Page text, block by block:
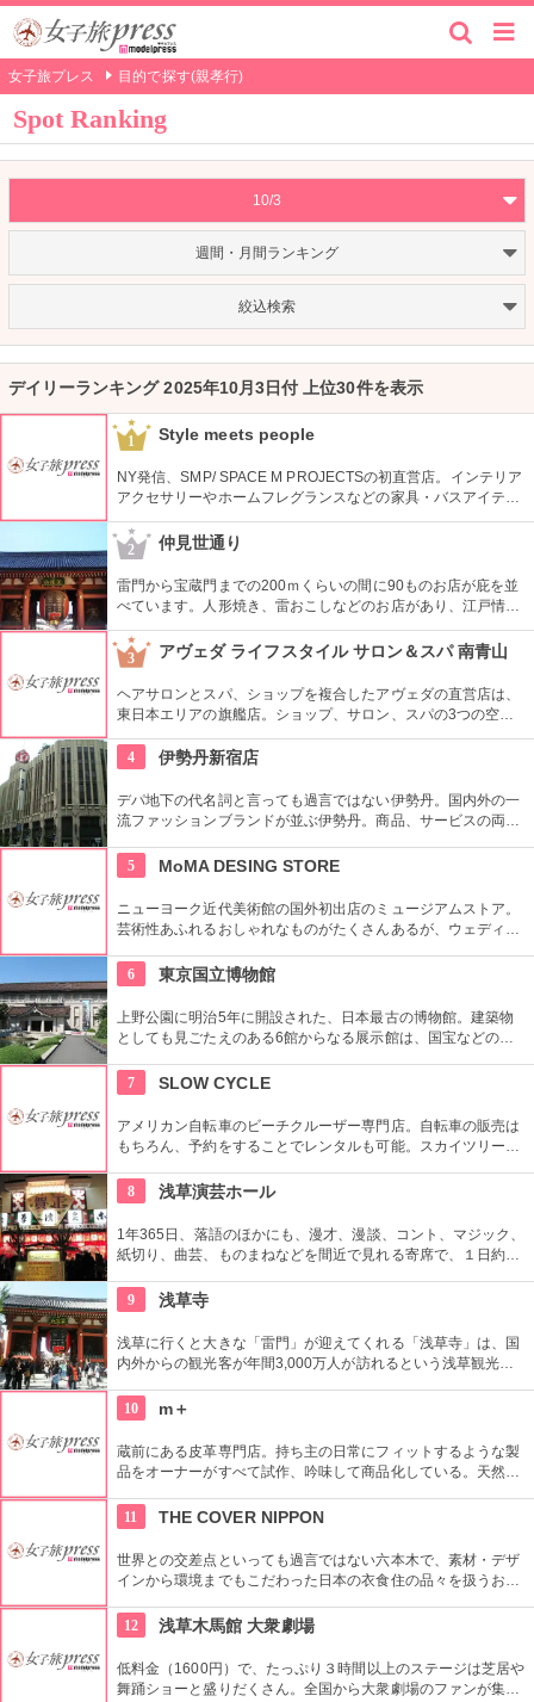
女子旅プレス 目的で探す(親孝行)
Spot Ranking
10/3
週間・月間ランキング
絞込検索
デイリーランキング 2025年10月3日付 上位30件を表示
1 Style meets people
NY発信、SMP/ SPACE M PROJECTSの初直営店。インテリア
アクセサリーやホームフレグランスなどの家具・バスアイテム
を中心に販売している。製品は品質や素材感にこだわり、また
デザインはデザイナーやアーティストに頼むことによって洗練
されたものとなっている。
2 仲見世通り
雷門から宝蔵門までの200ｍくらいの間に90ものお店が庇を並
べています。人形焼き、雷おこしなどのお店があり、江戸情緒
を感じさせる通りです。
3
アヴェダ ライフスタイル サロン＆スパ 南青山
ヘアサロンとスパ、ショップを複合したアヴェダの直営店は、
東日本エリアの旗艦店。ショップ、サロン、スパの3つの空間
ではピュアな花々や植物エッセンスの製品とアロマが織りなす
豊かな時間の中、リラックスしてお過ごしいただけます。
4 伊勢丹新宿店
デパ地下の代名詞と言っても過言ではない伊勢丹。国内外の一
流ファッションブランドが並ぶ伊勢丹。商品、サービスの両面
とメンズ館があり、百貨店業界では衣料品の売上高日本一を誇
っている。
5 MoMA DESING STORE
ニューヨーク近代美術館の国外初出店のミュージアムストア。
芸術性あふれるおしゃれなものがたくさんあるが、ウェディン
6
東京国立博物館
上野公園に明治5年に開設された、日本最古の博物館。建築物
としても見ごたえのある6館からなる展示館は、国宝などの歴
す。オリジナルグッズを販売するミュージアムショップや食事
もできるカフェなども併設されています。
7 SLOW CYCLE
アメリカン自転車のビーチクルーザー専門店。自転車の販売は
もちろん、予約をすることでレンタルも可能。スカイツリーや
フェをオープンし、注目を集めている。
8 浅草演芸ホール
1年365日、落語のほかにも、漫才、漫談、コント、マジック、
紙切り、曲芸、ものまねなどを間近で見れる寄席で、１日約４
由席。
9 浅草寺
浅草に行くと大きな「雷門」が迎えてくれる「浅草寺」は、国
内外からの観光客が年間3,000万人が訪れるという浅草観光一
都内最古の名刹です。
10 m＋
蔵前にある皮革専門店。持ち主の日常にフィットするような製
品をオーナーがすべて試作、吟味して商品化している。天然素
11
THE COVER NIPPON
世界との交差点といっても過言ではない六本木で、素材・デザ
インから環境までもこだわった日本の衣食住の品々を扱うお
を感じてみよう！
12 浅草木馬館 大衆劇場
低料金（1600円）で、たっぷり３時間以上のステージは芝居や
舞踊ショーと盛りだくさん。全国から大衆劇場のファンが集ま